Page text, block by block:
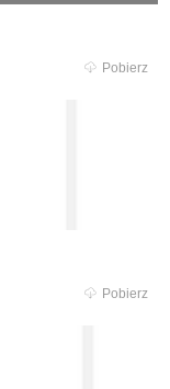
Pobierz
Pobierz